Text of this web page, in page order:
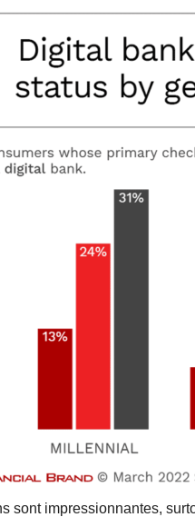
sont impressionnantes,